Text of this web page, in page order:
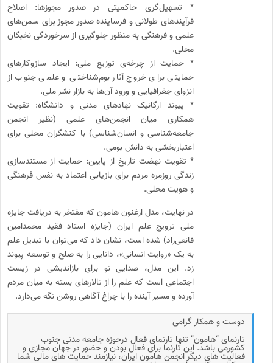
* تسهیل‌گری حاکمیتی در صدور مجوزها: اصلاح
فرآیندهای طولانی و فرساینده صدور مجوز برای سمن‌های
علمی و فرهنگی به منظور جلوگیری از سرخوردگی نخبگان
محلی.
* حمایت از چرخه‌ی توزیع ملی: ایجاد سازوکارهای
حمایتی برای خروج آثار بوم‌شناختی و علمی جنوب از
انزوای جغرافیایی و ورود آن‌ها به بازار نشر ملی.
* پیوند ارگانیک نهادهای مدنی و دانشگاه: تقویت
همکاری میان انجمن‌های علمی (نظیر انجمن
جامعه‌شناسی و انسان‌شناسی) با کنشگران محلی برای
اعتباربخشی به دانش بومی.
* تقویت نهضت تاریخ از پایین: حمایت از مستندسازی
زندگی روزمره مردم برای بازیابی اعتماد به نفس فرهنگی
و هویت محلی.
در نهایت، مدل ارغنون هامون که مفتخر به دریافت جایزه
ملی ترویج علم ایران (جایزه استاد فقید محمدامین
قانعی‌راد) شده است، نشان داد که می‌توان با تبدیل علم
به یک «روایت انسانی»، دانایی را به صلح و توسعه پیوند
زد. این مدل، صدایی نو برای بازاندیشی در زیست
اجتماعی است که علم را از تالارهای بسته به میان مردم
آورده و مسیر آینده را با چراغ آگاهی روشن نگه می‌دارد.
دوست و همکار گرامی
تارنمای “هامون” تنها تارنمای فعال درحوزه جامعه مدنی جنوب
کشورمی باشد. این تارنما برای فعال بودن و حضور در جهان مجازی و
فعالیت های دیگر انجمن هامون ایران، نیازمند حمایت های مالی شما